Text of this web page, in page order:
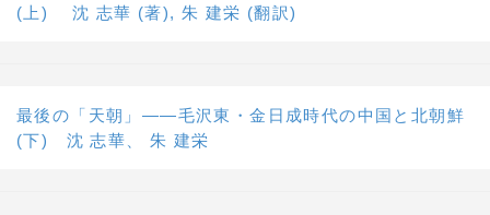
(上) 沈 志華 (著), 朱 建栄 (翻訳)
最後の「天朝」――毛沢東・金日成時代の中国と北朝鮮
(下) 沈 志華、 朱 建栄